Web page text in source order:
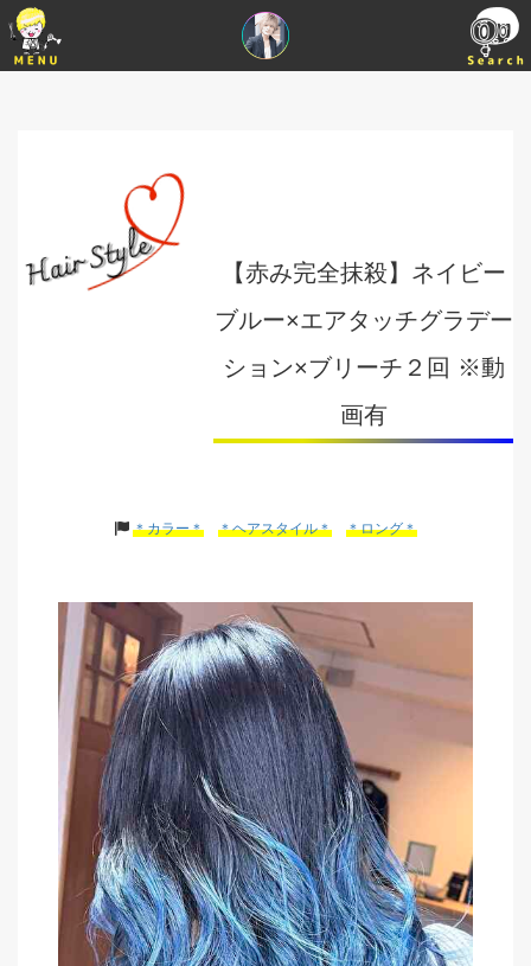
【赤み完全抹殺】ネイビー
ブルー×エアタッチグラデー
ション×ブリーチ２回 ※動
画有
＊カラー＊ ＊ヘアスタイル＊ ＊ロング＊